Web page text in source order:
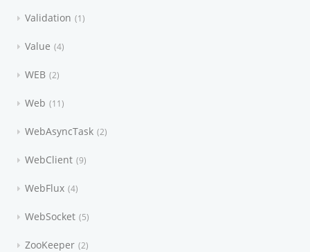
Validation 1
Value 4
WEB 2
Web 11
WebAsyncTask 2
WebClient 9
WebFlux 4
WebSocket 5
ZooKeeper 2